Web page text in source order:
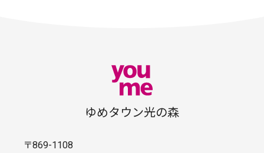
ゆめタウン光の森
〒869-1108